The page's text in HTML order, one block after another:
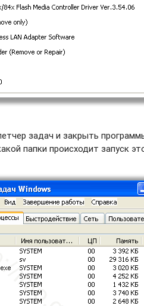
задач и закрыть
папки происходит запуск